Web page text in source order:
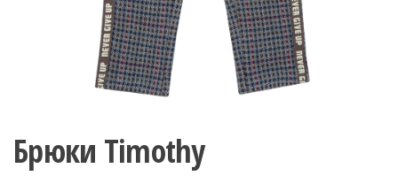
Брюки Timothy